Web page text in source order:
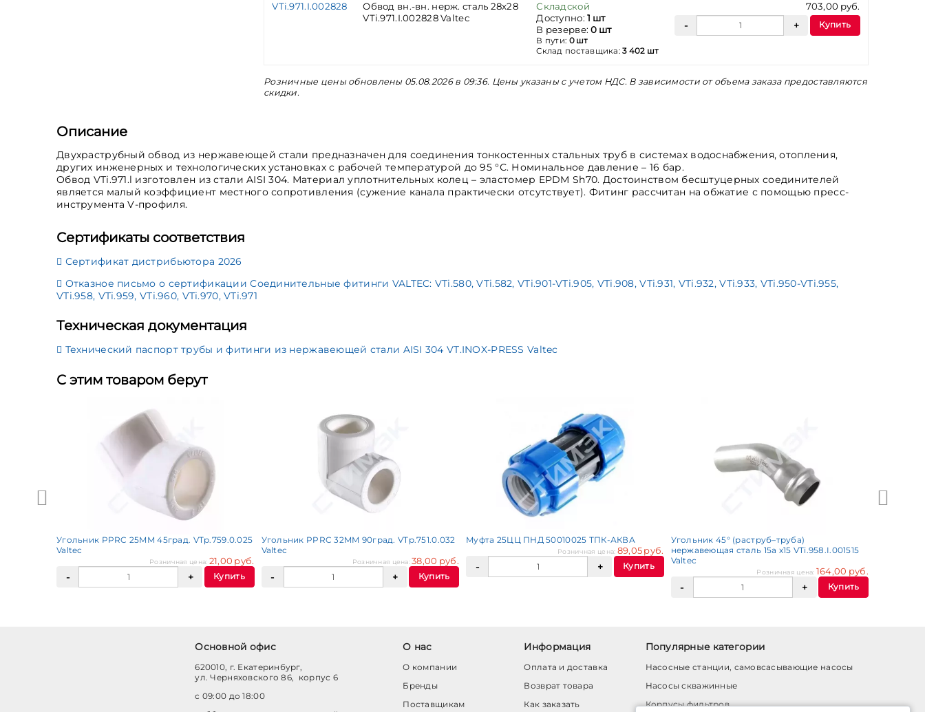
VTi.971.I.002828
Обвод вн.-вн. нерж. сталь 28х28
VTi.971.I.002828 Valtec
Складской
Доступно:1 шт
В резерве:0 шт
В пути: 0 шт
Склад поставщика:3 402 шт
703,00 руб.
Купить
Розничные цены обновлены 05.08.2026 в 09:36. Цены указаны с учетом НДС. В зависимости от объема заказа предоставляются
скидки.
Описание
Двухраструбный обвод из нержавеющей стали предназначен для соединения тонкостенных стальных труб в системах водоснабжения, отопления,
других инженерных и технологических установках с рабочей температурой до 95 °С. Номинальное давление – 16 бар.
Обвод VTi.971.l изготовлен из стали AISI 304. Материал уплотнительных колец – эластомер EPDM Sh70. Достоинством бесштуцерных соединителей
является малый коэффициент местного сопротивления (сужение канала практически отсутствует). Фитинг рассчитан на обжатие с помощью пресс-
инструмента V-профиля.
Сертификаты соответствия
Сертификат дистрибьютора 2026
Отказное письмо о сертификации Соединительные фитинги VALTEC: VTi.580, VTi.582, VTi.901-VTi.905, VTi.908, VTi.931, VTi.932, VTi.933, VTi.950-VTi.955,
VTi.958, VTi.959, VTi.960, VTi.970, VTi.971
Техническая документация
Технический паспорт трубы и фитинги из нержавеющей стали AISI 304 VT.INOX-PRESS Valtec
С этим товаром берут
Угольник PPRC 25ММ 45град. VTp.759.0.025
Valtec
Розничная цена: 21,00 руб.
Купить
Угольник PPRC 32ММ 90град. VTp.751.0.032
Valtec
Розничная цена:38,00 руб.
Купить
Муфта 25ЦЦ ПНД 50010025 ТПК-АКВА
Розничная цена: 89,05 руб.
Купить
Угольник 45° (раструб–труба)
нержавеющая сталь 15а х15 VTi.958.I.001515
Valtec
Розничная цена: 164,00 руб.
Купить
Основной офис
620010, г. Екатеринбург,
ул. Черняховского 86, корпус 6
с 09:00 до 18:00
О нас
О компании
Бренды
Поставщикам
Информация
Оплата и доставка
Возврат товара
Как заказать
Популярные категории
Насосные станции, самовсасывающие насосы
Насосы скважинные
Корпусы фильтров